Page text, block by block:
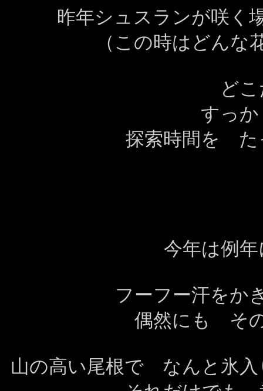
昨年シュスランが咲く
（この時はどんな
ど
すっ
探索時間を た
今年は例
フーフー汗を
偶然にも そ
山の高い尾根で なんと氷入